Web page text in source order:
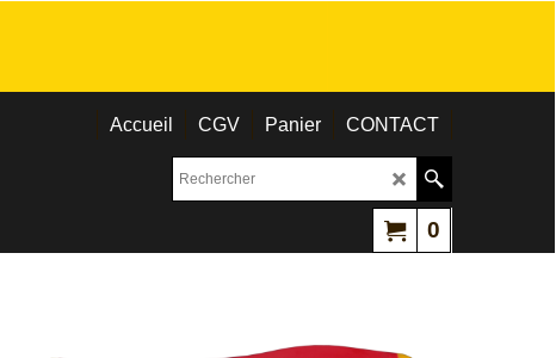
Accueil CGV Panier CONTACT
0